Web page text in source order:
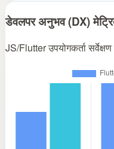
डेवलपर अनुभव (DX)
JS/Flutter उपयोगकर्ता